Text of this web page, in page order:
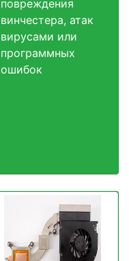
повреждения
винчестера, атак
вирусами или
программных
ошибок